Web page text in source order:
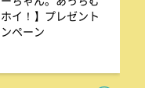
ん 【1人で見
イ！】プレゼント
ペーン